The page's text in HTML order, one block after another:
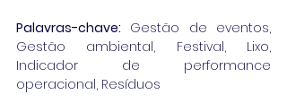
Palavras-chave: Gestão de eventos,
Gestão ambiental, Festival, Lixo,
Indicador de performance
operacional, Resíduos